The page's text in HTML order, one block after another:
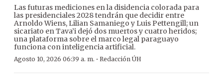
Las futuras mediciones en la disidencia colorada para
las presidenciales 2028 tendrán que decidir entre
Arnoldo Wiens, Lilian Samaniego y Luis Pettengill; un
sicariato en Tava’i dejó dos muertos y cuatro heridos;
una plataforma sobre el marco legal paraguayo
funciona con inteligencia artificial.
Agosto 10, 2026 06:39 a. m. · Redacción ÚH